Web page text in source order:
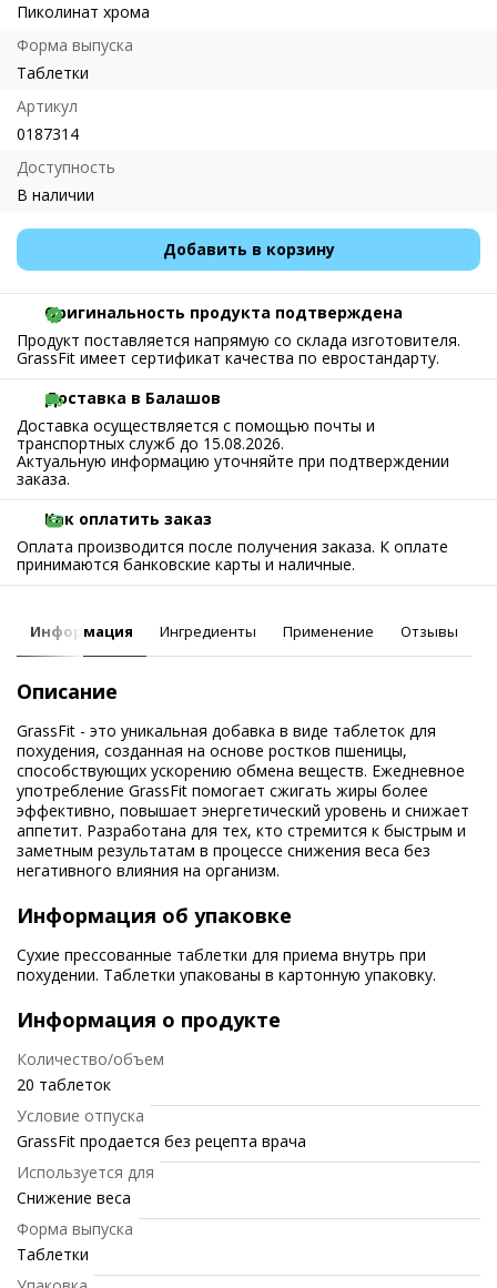
Пиколинат хрома
Форма выпуска
Таблетки
Артикул
0187314
Доступность
В наличии
Добавить в корзину
Оригинальность продукта подтверждена
Продукт поставляется напрямую со склада изготовителя.
GrassFit имеет сертификат качества по евростандарту.
Доставка в Балашов
Доставка осуществляется с помощью почты и
транспортных служб до 15.08.2026.
Актуальную информацию уточняйте при подтверждении
заказа.
Как оплатить заказ
Оплата производится после получения заказа. К оплате
принимаются банковские карты и наличные.
Информация Ингредиенты Применение Отзывы
Описание
GrassFit - это уникальная добавка в виде таблеток для
похудения, созданная на основе ростков пшеницы,
способствующих ускорению обмена веществ. Ежедневное
употребление GrassFit помогает сжигать жиры более
эффективно, повышает энергетический уровень и снижает
аппетит. Разработана для тех, кто стремится к быстрым и
заметным результатам в процессе снижения веса без
негативного влияния на организм.
Информация об упаковке
Сухие прессованные таблетки для приема внутрь при
похудении. Таблетки упакованы в картонную упаковку.
Информация о продукте
Количество/объем
20 таблеток
Условие отпуска
GrassFit продается без рецепта врача
Используется для
Снижение веса
Форма выпуска
Таблетки